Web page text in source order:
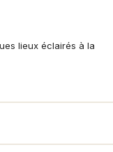
lieux éclairés à la